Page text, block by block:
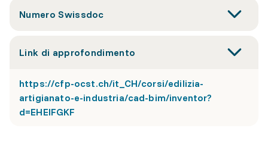
Numero Swissdoc
Link di approfondimento
https://cfp-ocst.ch/it_CH/corsi/edilizia-
artigianato-e-industria/cad-bim/inventor?
d=EHEIFGKF